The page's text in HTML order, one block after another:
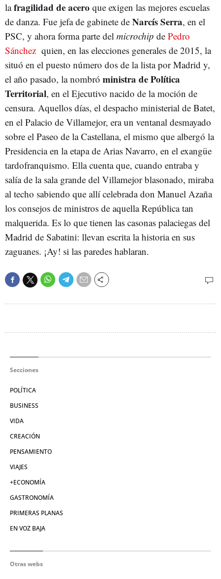
lafragilidad de acero que exigen las mejores escuelas
de danza. Fue jefa de gabinete de Narcís Serra, en el
PSC, y ahora forma parte del microchip de Pedro
Sánchez quien, en las elecciones generales de 2015, la
situó en el puesto número dos de la lista por Madrid y,
el año pasado, la nombró ministra de Política
Territorial, en el Ejecutivo nacido de la moción de
censura. Aquellos días, el despacho ministerial de Batet,
en el Palacio de Villamejor, era un ventanal desmayado
sobre el Paseo de la Castellana, el mismo que albergó la
Presidencia en la etapa de Arias Navarro, en el exangüe
tardofranquismo. Ella cuenta que, cuando entraba y
salía de la sala grande del Villamejor blasonado, miraba
al techo sabiendo que allí celebrada don Manuel Azaña
los consejos de ministros de aquella República tan
malquerida. Es lo que tienen las casonas palaciegas del
Madrid de Sabatini: llevan escrita la historia en sus
zaguanes. ¡Ay! si las paredes hablaran.
Secciones
POLÍTICA
BUSINESS
VIDA
CREACIÓN
PENSAMIENTO
VIAJES
+ECONOMÍA
GASTRONOMÍA
PRIMERAS PLANAS
EN VOZ BAJA
Otras webs